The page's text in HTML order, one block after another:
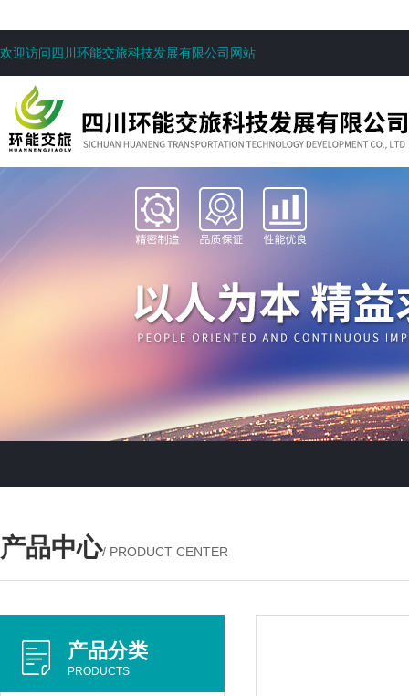
欢迎访问四川环能交旅科技发展有限公司网站
产品中心/ PRODUCT CENTER
产品分类
PRODUCTS